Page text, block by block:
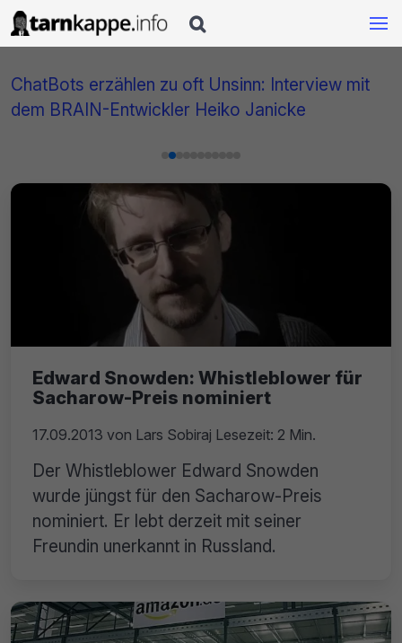

ChatBots erzählen zu oft Unsinn: Interview mit
dem BRAIN-Entwickler Heiko Janicke
Edward Snowden: Whistleblower für
Sacharow-Preis nominiert
17.09.2013 von Lars Sobiraj Lesezeit: 2 Min.
Der Whistleblower Edward Snowden
wurde jüngst für den Sacharow-Preis
nominiert. Er lebt derzeit mit seiner
Freundin unerkannt in Russland.